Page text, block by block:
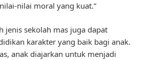
nilai moral yang kuat.”
jenis sekolah mas juga dapat
karakter yang baik bagi anak.
anak diajarkan untuk menjadi